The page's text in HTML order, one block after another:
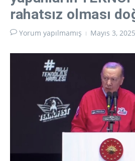
rahatsız olması
Yorum yapılmamış Mayıs 3, 2025